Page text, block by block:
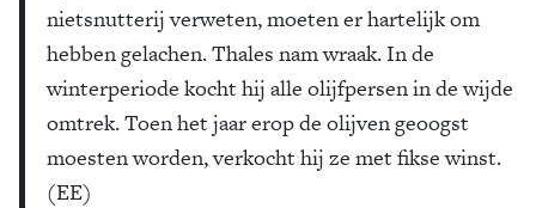
nietsnutterij verweten, moeten er hartelijk om
hebben gelachen. Thales nam wraak. In de
winterperiode kocht hij alle olijfpersen in de wijde
omtrek. Toen het jaar erop de olijven geoogst
moesten worden, verkocht hij ze met fikse winst.
(EE)